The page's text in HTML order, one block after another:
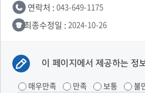
연락처 : 043-649-1175
최종수정일 : 2024-10-26
이 페이지에서 제공하는 정
매우만족 만족 보통 불